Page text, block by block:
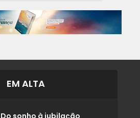
EM ALTA
Do sonho à jubilação